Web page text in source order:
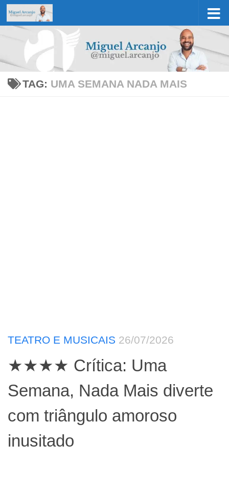
Skip to content
TAG: UMA SEMANA NADA MAIS
TEATRO E MUSICAIS 26/07/2026
★★★★ Crítica: Uma
Semana, Nada Mais diverte
com triângulo amoroso
inusitado